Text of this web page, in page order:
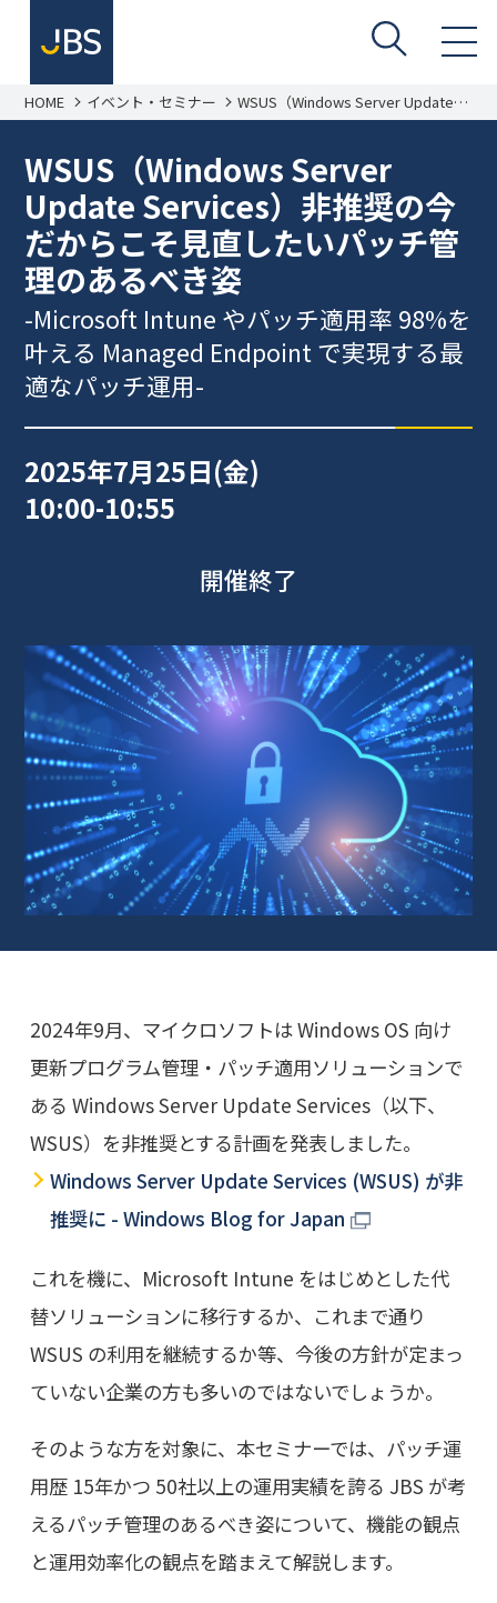
HOME イベント・セミナー WSUS（Windows Server Update
Services）非推奨の今だからこそ見
98%を叶える Managed Endpoint で
実現する最適なパッチ運用-
WSUS（Windows Server
Update Services）非推奨の今
だからこそ見直したいパッチ管
理のあるべき姿
-Microsoft Intune やパッチ適用率 98%を
叶える Managed Endpoint で実現する最
適なパッチ運用-
2025年7月25日(金)
10:00-10:55
開催終了
2024年9月、マイクロソフトは Windows OS 向け
更新プログラム管理・パッチ適用ソリューションで
ある Windows Server Update Services（以下、
WSUS）を非推奨とする計画を発表しました。
Windows Server Update Services (WSUS) が非
推奨に - Windows Blog for Japan
これを機に、Microsoft Intune をはじめとした代
替ソリューションに移行するか、これまで通り
WSUS の利用を継続するか等、今後の方針が定まっ
ていない企業の方も多いのではないでしょうか。
そのような方を対象に、本セミナーでは、パッチ運
用歴 15年かつ 50社以上の運用実績を誇る JBS が考
えるパッチ管理のあるべき姿について、機能の観点
と運用効率化の観点を踏まえて解説します。